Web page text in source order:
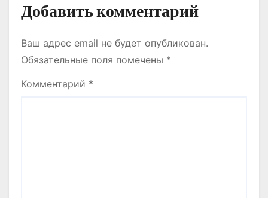
Добавить комментарий
Ваш адрес email не будет опубликован.
Обязательные поля помечены *
Комментарий *